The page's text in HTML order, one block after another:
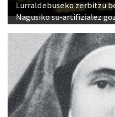
Lurraldebuseko zerbitzu
Nagusiko su-artifizialez